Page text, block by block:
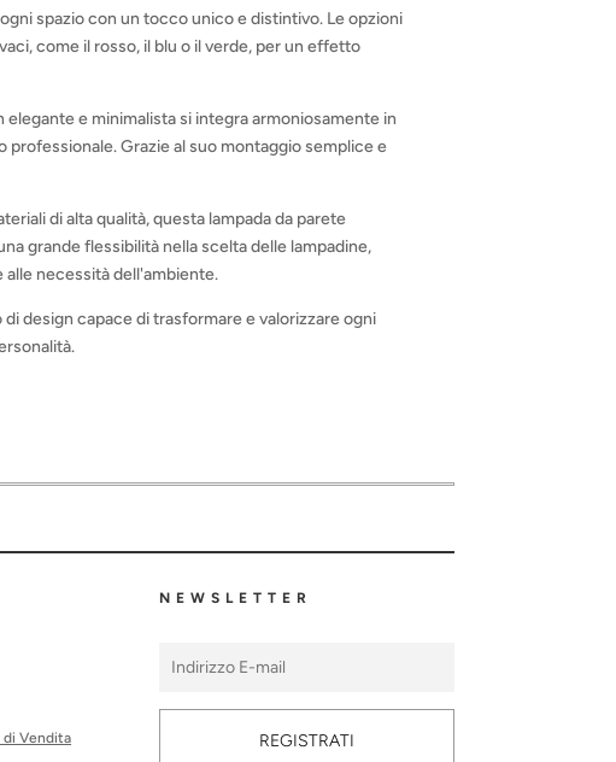
spazio con un tocco unico e distintivo. Le opzioni
come il rosso, il blu o il verde, per un effetto
e minimalista si integra armoniosamente in
Grazie al suo montaggio semplice e
di alta qualità, questa lampada da parete
grande flessibilità nella scelta delle lampadine,
alle necessità dell'ambiente.
design capace di trasformare e valorizzare ogni
di Vendita
NEWSLETTER
REGISTRATI